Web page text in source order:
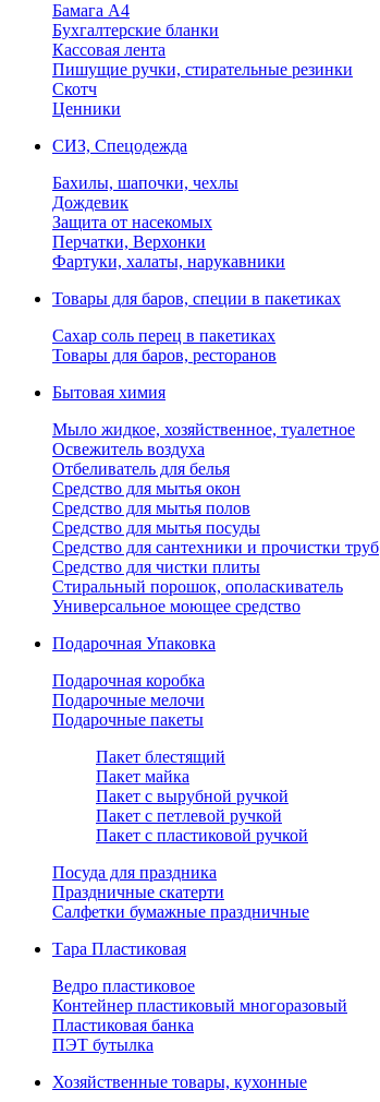
Бамага А4
Бухгалтерские бланки
Кассовая лента
Пишущие ручки, стирательные резинки
Скотч
Ценники
СИЗ, Спецодежда
Бахилы, шапочки, чехлы
Дождевик
Защита от насекомых
Перчатки, Верхонки
Фартуки, халаты, нарукавники
Товары для баров, специи в пакетиках
Сахар соль перец в пакетиках
Товары для баров, ресторанов
Бытовая химия
Мыло жидкое, хозяйственное, туалетное
Освежитель воздуха
Отбеливатель для белья
Средство для мытья окон
Средство для мытья полов
Средство для мытья посуды
Средство для сантехники и прочистки труб
Средство для чистки плиты
Стиральный порошок, ополаскиватель
Универсальное моющее средство
Подарочная Упаковка
Подарочная коробка
Подарочные мелочи
Подарочные пакеты
Пакет блестящий
Пакет майка
Пакет с вырубной ручкой
Пакет с петлевой ручкой
Пакет с пластиковой ручкой
Посуда для праздника
Праздничные скатерти
Салфетки бумажные праздничные
Тара Пластиковая
Ведро пластиковое
Контейнер пластиковый многоразовый
Пластиковая банка
ПЭТ бутылка
Хозяйственные товары, кухонные